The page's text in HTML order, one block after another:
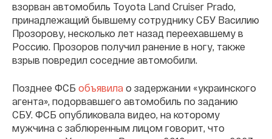
взорван автомобиль Toyota Land Cruiser Prado,
принадлежащий бывшему сотруднику СБУ Василию
Прозорову, несколько лет назад переехавшему в
Россию. Прозоров получил ранение в ногу, также
взрыв повредил соседние автомобили.
Позднее ФСБ объявила о задержании «украинского
агента», подорвавшего автомобиль по заданию
СБУ. ФСБ опубликовала видео, на которому
мужчина с заблюренным лицом говорит, что